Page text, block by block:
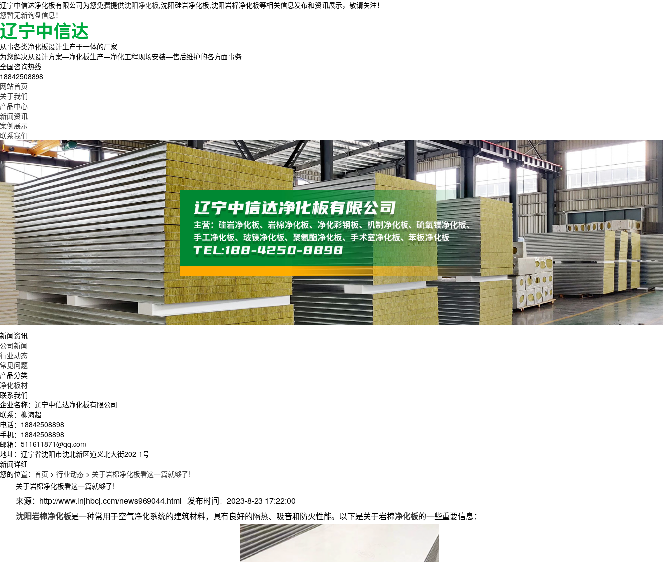
辽宁中信达净化板有限公司为您免费提供沈阳净化板,沈阳硅岩净化板,沈阳岩棉净化板等相关信息发布和资讯展示，敬请关注！
您暂无新询盘信息！
从事各类净化板设计生产于一体的厂家
为您解决从设计方案—净化板生产—净化工程现场安装—售后维护的各方面事务
全国咨询热线
18842508898
网站首页
关于我们
产品中心
新闻资讯
案例展示
联系我们
新闻资讯
公司新闻
行业动态
常见问题
产品分类
净化板材
联系我们
企业名称：辽宁中信达净化板有限公司
联系：柳海超
电话：18842508898
手机：18842508898
邮箱：511611871@qq.com
地址：辽宁省沈阳市沈北新区道义北大街202-1号
新闻详细
您的位置： 首页 > 行业动态 > 关于岩棉净化板看这一篇就够了!
关于岩棉净化板看这一篇就够了!
来源：http://www.lnjhbcj.com/news969044.html 发布时间：2023-8-23 17:22:00
沈阳岩棉净化板是一种常用于空气净化系统的建筑材料，具有良好的隔热、吸音和防火性能。以下是关于岩棉净化板的一些重要信息：